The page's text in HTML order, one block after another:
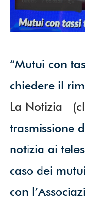
“Mutui con
chiedere il
La Notizia
trasmissione
notizia ai
caso dei
con
dati*
Powered